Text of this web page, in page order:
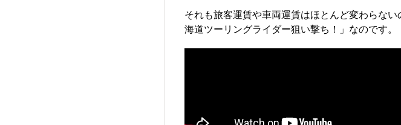
それも旅客運賃や車両運賃はほとんど変わらな
海道ツーリングライダー狙い撃ち！」なのです。